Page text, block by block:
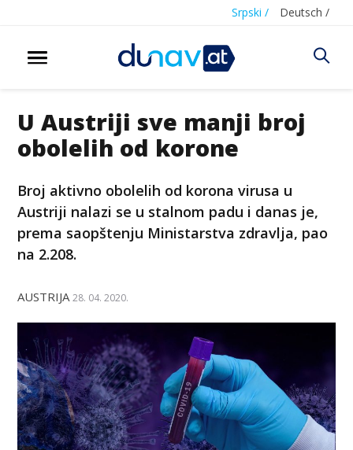
Srpski / Deutsch /
U Austriji sve manji broj
obolelih od korone
Broj aktivno obolelih od korona virusa u
Austriji nalazi se u stalnom padu i danas je,
prema saopštenju Ministarstva zdravlja, pao
na 2.208.
AUSTRIJA 28. 04. 2020.